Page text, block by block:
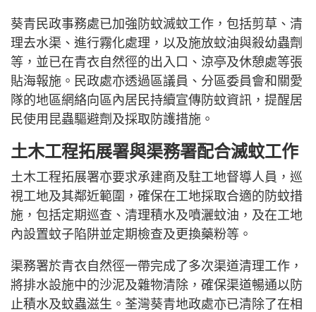
葵青民政事務處已加強防蚊滅蚊工作，包括剪草、清
理去水渠、進行霧化處理，以及施放蚊油與殺幼蟲劑
等，並已在青衣自然徑的出入口、涼亭及休憩處等張
貼海報施。民政處亦透過區議員、分區委員會和關愛
隊的地區網絡向區內居民持續宣傳防蚊資訊，提醒居
民使用昆蟲驅避劑及採取防護措施。
土木工程拓展署與渠務署配合滅蚊工作
土木工程拓展署亦要求承建商及駐工地督導人員，巡
視工地及其鄰近範圍，確保在工地採取合適的防蚊措
施，包括定期巡查、清理積水及噴灑蚊油，及在工地
內設置蚊子陷阱並定期檢查及更換藥粉等。
渠務署於青衣自然徑一帶完成了多次渠道清理工作，
將排水設施中的沙泥及雜物清除，確保渠道暢通以防
止積水及蚊蟲滋生。荃灣葵青地政處亦已清除了在相